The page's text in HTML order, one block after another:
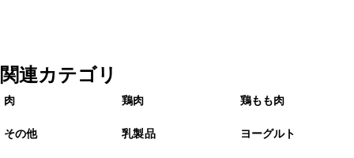
関連カテゴリ
肉 鶏肉 鶏もも肉
その他 乳製品 ヨーグルト